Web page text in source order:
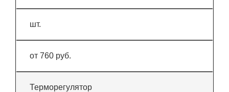
шт.
от 760 руб.
Терморегулятор